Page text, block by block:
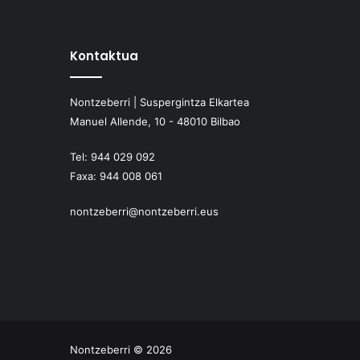
Kontaktua
Nontzeberri | Suspergintza Elkartea
Manuel Allende, 10 - 48010 Bilbao
Tel: 944 029 092
Faxa: 944 008 061
nontzeberri@nontzeberri.eus
Nontzeberri © 2026